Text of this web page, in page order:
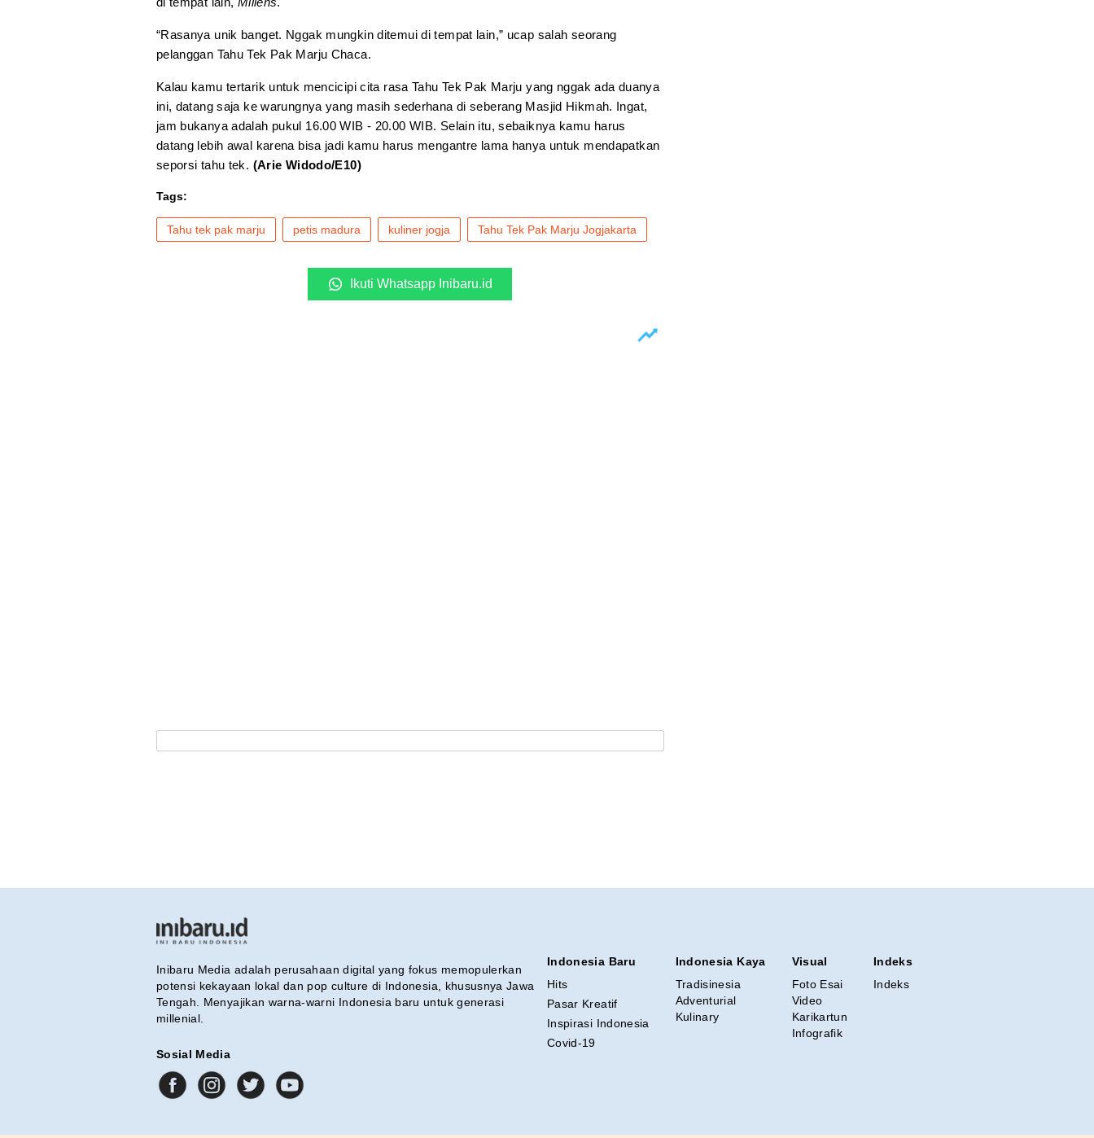
“Rasanya unik banget. Nggak mungkin ditemui di tempat lain,” ucap salah seorang
pelanggan Tahu Tek Pak Marju Chaca.
Kalau kamu tertarik untuk mencicipi cita rasa Tahu Tek Pak Marju yang nggak ada duanya
ini, datang saja ke warungnya yang masih sederhana di seberang Masjid Hikmah. Ingat,
jam bukanya adalah pukul 16.00 WIB - 20.00 WIB. Selain itu, sebaiknya kamu harus
datang lebih awal karena bisa jadi kamu harus mengantre lama hanya untuk mendapatkan
seporsi tahu tek. (Arie Widodo/E10)
Tags:
Tahu tek pak marju petis madura kuliner jogja Tahu Tek Pak Marju Jogjakarta
Ikuti Whatsapp Inibaru.id
Inibaru Media adalah perusahaan digital yang fokus memopulerkan
potensi kekayaan lokal dan pop culture di Indonesia, khususnya Jawa
Tengah. Menyajikan warna-warni Indonesia baru untuk generasi
millenial.
Sosial Media
Indonesia Baru
Hits
Pasar Kreatif
Inspirasi Indonesia
Covid-19
Indonesia Kaya
Tradisinesia
Adventurial
Kulinary
Visual
Foto Esai
Video
Karikartun
Infografik
Indeks
Indeks